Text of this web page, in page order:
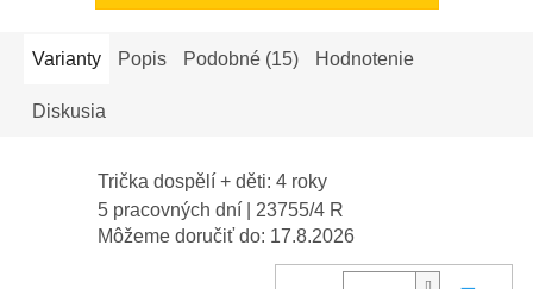
Varianty Popis Podobné (15) Hodnotenie
Diskusia
Trička dospělí + děti: 4 roky
5 pracovných dní
| 23755/4 R
Môžeme doručiť do: 17.8.2026